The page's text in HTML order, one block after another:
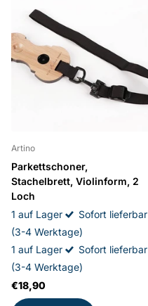
Artino
Parkettschoner,
Stachelbrett, Violinform, 2
Loch
1 auf Lager
Sofort lieferbar
(3-4 Werktage)
1 auf Lager
Sofort lieferbar
(3-4 Werktage)
€18,90